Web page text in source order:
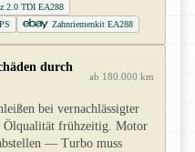
2.0 TDI EA288
Zahnriemenkit EA288
durch
ab 180.000 km
bei vernachlässigter
Ölqualität frühzeitig. Motor
— Turbo muss